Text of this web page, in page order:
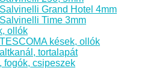
Salvinelli Grand Hotel 4mm
Salvinelli Time 3mm
ollók
TESCOMA kések, ollók
tortalapát
fogók, csipeszek